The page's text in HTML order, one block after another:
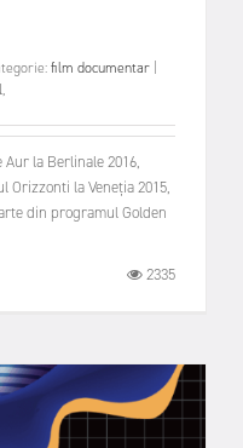
film documentar
,
la Berlinale 2016,
Orizzonti la Veneția 2015,
din programul Golden
2335